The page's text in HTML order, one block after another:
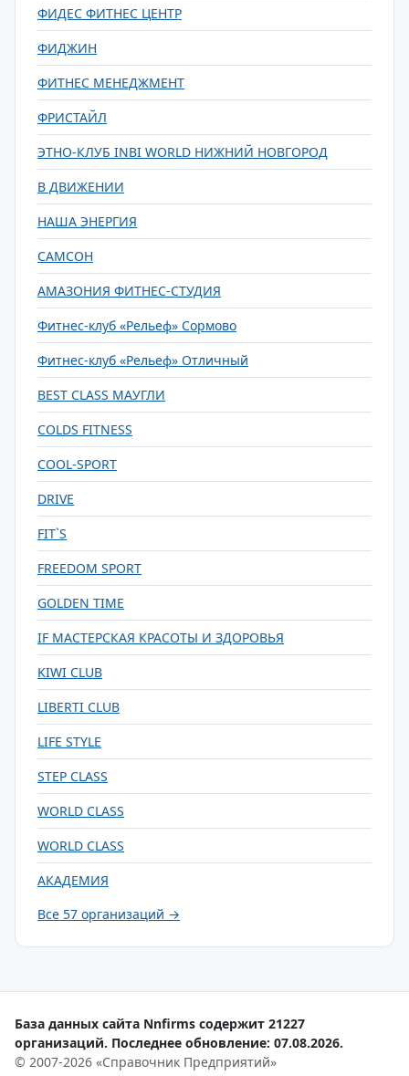
ФИДЕС ФИТНЕС ЦЕНТР
ФИДЖИН
ФИТНЕС МЕНЕДЖМЕНТ
ФРИСТАЙЛ
ЭТНО-КЛУБ INBI WORLD НИЖНИЙ НОВГОРОД
В ДВИЖЕНИИ
НАША ЭНЕРГИЯ
САМСОН
АМАЗОНИЯ ФИТНЕС-СТУДИЯ
Фитнес-клуб «Рельеф» Сормово
Фитнес-клуб «Рельеф» Отличный
BEST CLASS МАУГЛИ
COLDS FITNESS
COOL-SPORT
DRIVE
FIT`S
FREEDOM SPORT
GOLDEN TIME
IF МАСТЕРСКАЯ КРАСОТЫ И ЗДОРОВЬЯ
KIWI CLUB
LIBERTI CLUB
LIFE STYLE
STEP CLASS
WORLD CLASS
WORLD CLASS
АКАДЕМИЯ
Все 57 организаций →
База данных сайта Nnfirms содержит 21227
организаций. Последнее обновление: 07.08.2026.
© 2007-2026 «Справочник Предприятий»